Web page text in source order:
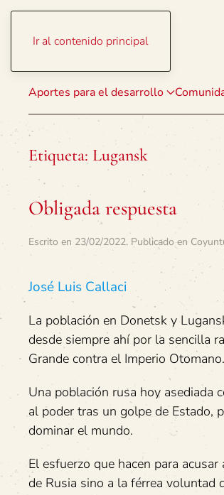
Ir al contenido principal
Aportes para el desarrollo
Etiqueta: Lugansk
Obligada respuesta
Escrito en 23/02/2022. Publicado en
José Luis Callaci
La población en Donetsk y
desde siempre ahí por la sencilla
Grande contra el Imperio Otomano.
Una población rusa hoy asediada
al poder tras un golpe de Estado,
dominar el mundo.
El esfuerzo que hacen para
de Rusia sino a la férrea voluntad